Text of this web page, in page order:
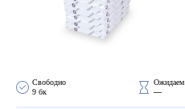
Свободно
9 бк
Ожидаем
—